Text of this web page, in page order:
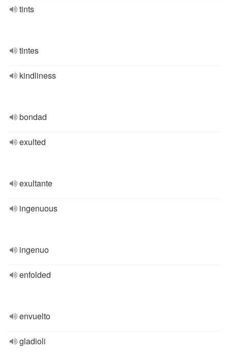
tints
tintes
kindliness
bondad
exulted
exultante
ingenuous
ingenuo
enfolded
envuelto
gladioli